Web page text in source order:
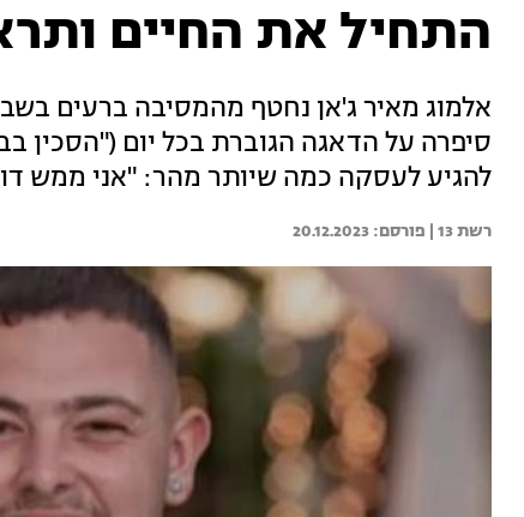
התחיל את החיים
אלמוג מאיר ג'אן נחטף מהמסיבה ברעים
סיפרה על הדאגה הגוברת בכל יום ("הסכין
להגיע לעסקה כמה שיותר מהר: "אני ממש
רשת 13 | 20.12.2023